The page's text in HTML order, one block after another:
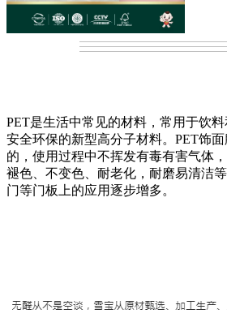
PET是生活中常见的材料，常用于饮
安全环保的新型高分子材料。PET饰
的，使用过程中不挥发有毒有害气体
褪色、不变色、耐老化，耐磨易清洁等
门等门板上的应用逐步增多。